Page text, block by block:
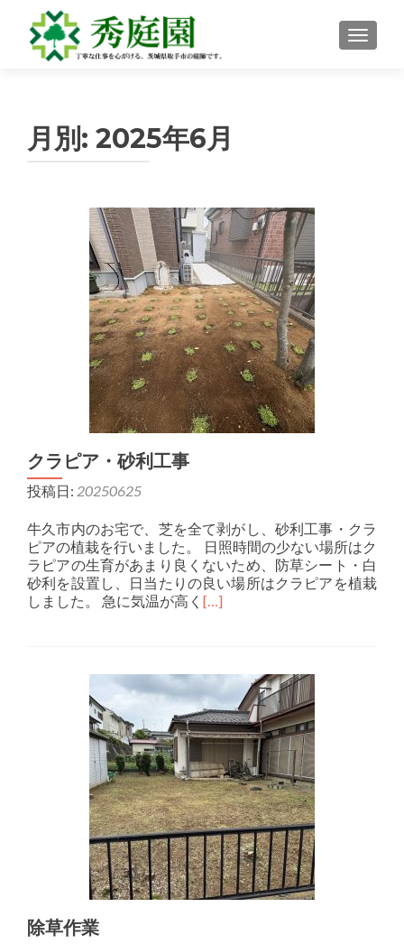
ナビゲ
月別: 2025年6月
クラピア・砂利工事
投稿日: 20250625
牛久市内のお宅で、芝を全て剥がし、砂利工事・クラ
ピアの植栽を行いました。 日照時間の少ない場所はク
ラピアの生育があまり良くないため、防草シート・白
砂利を設置し、日当たりの良い場所はクラピアを植栽
しました。 急に気温が高く […]
除草作業